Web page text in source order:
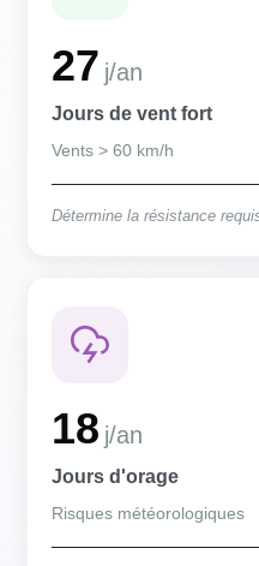
27 j/an
Jours de vent fort
Vents > 60 km/h
Détermine la résistance
18 j/an
Jours d'orage
Risques météorologiques